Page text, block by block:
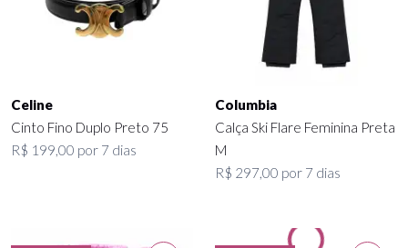
Celine
Cinto Fino Duplo Preto 75
R$ 199,00 por 7 dias
Columbia
Calça Ski Flare Feminina Preta
M
R$ 297,00 por 7 dias